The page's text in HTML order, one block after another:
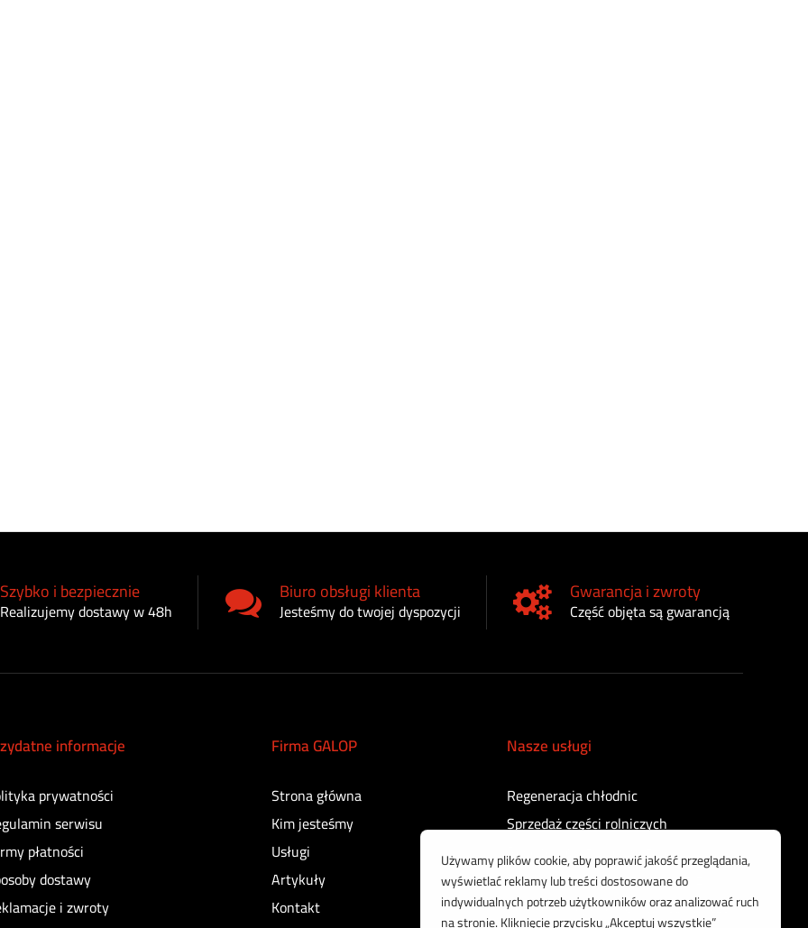
Szybko i bezpiecznie
Realizujemy dostawy w 48h
Biuro obsługi klienta
Jesteśmy do twojej dyspozycji
Gwarancja i zwroty
Część objęta są gwarancją
informacje
prywatności
serwisu
płatności
dostawy
i zwroty
Firma GALOP
Strona główna
Kim jesteśmy
Usługi
Artykuły
Kontakt
Nasze usługi
Regeneracja chłodnic
Sprzedaż części rolniczych
Regeneracja turbosprężarek
Regeneracja sprężarek powietrza
Kontrola i regeneracja wtryskiwaczy